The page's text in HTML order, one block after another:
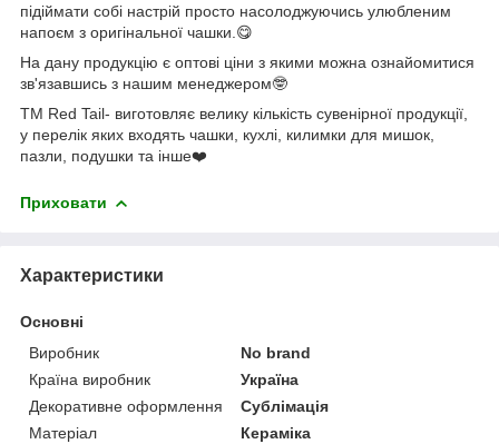
підіймати собі настрій просто насолоджуючись улюбленим
напоєм з оригінальної чашки.😋
На дану продукцію є оптові ціни з якими можна ознайомитися
зв'язавшись з нашим менеджером🤓
ТМ Red Tail- виготовляє велику кількість сувенірної продукції,
у перелік яких входять чашки, кухлі, килимки для мишок,
пазли, подушки та інше❤️
Приховати
Характеристики
Основні
Виробник
No brand
Країна виробник
Україна
Декоративне оформлення
Сублімація
Матеріал
Кераміка